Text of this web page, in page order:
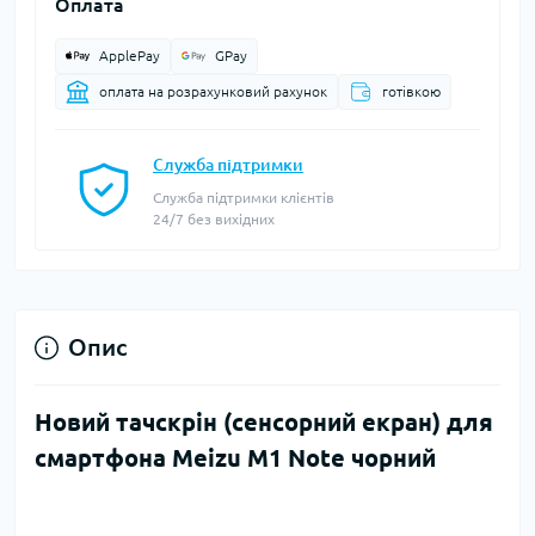
Оплата
ApplePay GPay
оплата на розрахунковий рахунок готівкою
Служба підтримки
Служба підтримки клієнтів
24/7 без вихідних
Опис
Новий тачскрін (сенсорний екран) для
смартфона Meizu M1 Note чорний